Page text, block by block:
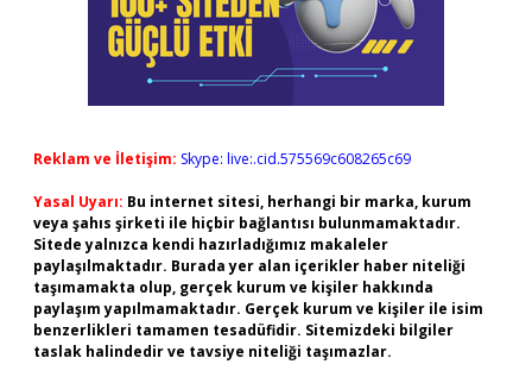
Reklam ve İletişim: Skype: live:.cid.575569c608265c69
Yasal Uyarı: Bu internet sitesi, herhangi bir marka, kurum
veya şahıs şirketi ile hiçbir bağlantısı bulunmamaktadır.
Sitede yalnızca kendi hazırladığımız makaleler
paylaşılmaktadır. Burada yer alan içerikler haber niteliği
taşımamakta olup, gerçek kurum ve kişiler hakkında
paylaşım yapılmamaktadır. Gerçek kurum ve kişiler ile isim
benzerlikleri tamamen tesadüfidir. Sitemizdeki bilgiler
taslak halindedir ve tavsiye niteliği taşımazlar.